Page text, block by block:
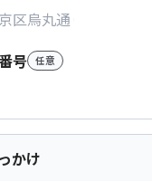
号 任意
かけ